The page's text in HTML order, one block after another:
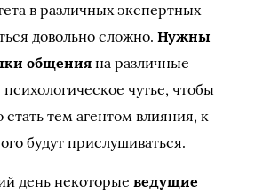
в различных экспертных
довольно сложно. Нужны
общения на различные
чутье, чтобы
стать тем агентом влияния, к
будут прислушиваться.
день некоторые ведущие